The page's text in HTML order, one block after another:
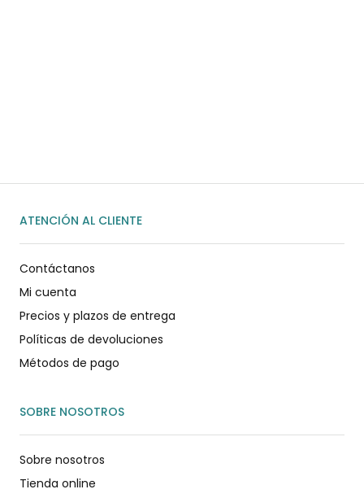
ATENCIÓN AL CLIENTE
Contáctanos
Mi cuenta
Precios y plazos de entrega
Políticas de devoluciones
Métodos de pago
SOBRE NOSOTROS
Sobre nosotros
Tienda online